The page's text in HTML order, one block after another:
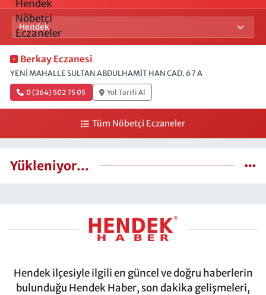
Berkay Eczanesi
YENİ MAHALLE SULTAN ABDULHAMİT HAN CAD. 67 A
0 (264) 502 75 05 Yol Tarifi Al
Tüm Nöbetçi Eczaneler
Yükleniyor...
Hendek ilçesiyle ilgili en güncel ve doğru haberlerin
bulunduğu Hendek Haber, son dakika gelişmeleri,